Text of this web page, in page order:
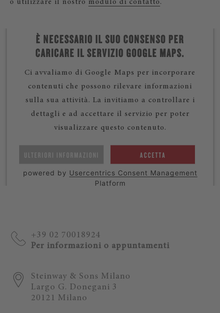
o utilizzare il nostro modulo di contatto.
È NECESSARIO IL SUO CONSENSO PER
CARICARE IL SERVIZIO GOOGLE MAPS.
Ci avvaliamo di Google Maps per incorporare
contenuti che possono rilevare informazioni
sulla sua attività. La invitiamo a controllare i
dettagli e ad accettare il servizio per poter
visualizzare questo contenuto.
ULTERIORI INFORMAZIONI ACCETTA
powered by Usercentrics Consent Management
Platform
+39 02 70018924
Per informazioni o appuntamenti
Steinway & Sons Milano
Largo G. Donegani 3
20121 Milano